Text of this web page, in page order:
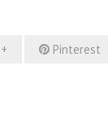
Pinterest